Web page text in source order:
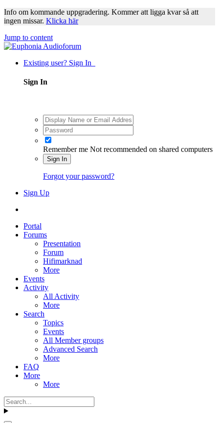
Info om kommande uppgradering. Kommer att ligga kvar så att
ingen missar. Klicka här
Jump to content
Existing user? Sign In
Sign In
Remember me Not recommended on shared computers
Sign In
Forgot your password?
Sign Up
Portal
Forums
Presentation
Forum
Hifimarknad
More
Events
Activity
All Activity
More
Search
Topics
Events
All Member groups
Advanced Search
More
FAQ
More
More